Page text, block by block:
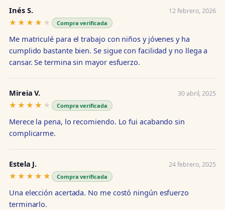
Inés S. 12 febrero, 2026
★★★★★
★★★★★ Compra verificada
Me matriculé para el trabajo con niños y jóvenes y ha
cumplido bastante bien. Se sigue con facilidad y no llega a
cansar. Se termina sin mayor esfuerzo.
Mireia V. 30 abril, 2025
★★★★★
★★★★★ Compra verificada
Merece la pena, lo recomiendo. Lo fui acabando sin
complicarme.
Estela J. 24 febrero, 2025
★★★★★
★★★★★ Compra verificada
Una elección acertada. No me costó ningún esfuerzo
terminarlo.